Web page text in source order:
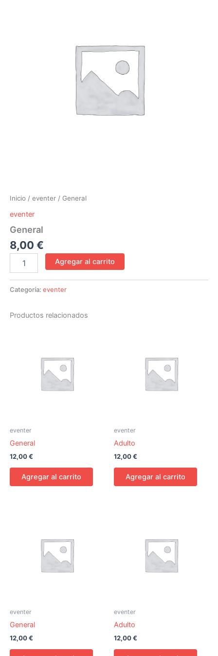
Inicio / eventer / General
eventer
General
8,00 €
Agregar al carrito
Categoría: eventer
Productos relacionados
eventer
General
12,00€
Agregar al carrito
eventer
Adulto
12,00€
Agregar al carrito
eventer
General
12,00€
eventer
Adulto
12,00€